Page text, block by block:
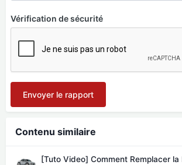
Vérification de sécurité
Envoyer le rapport
Contenu similaire
[Tuto Video] Comment Remplacer la